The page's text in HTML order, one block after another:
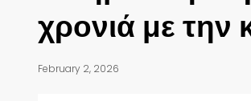
χρονιά με την
February 2, 2026